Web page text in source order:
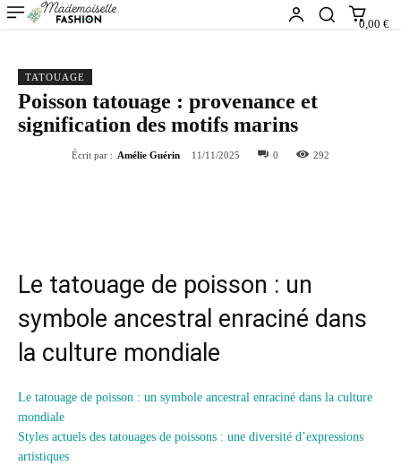
0,00 €
TATOUAGE
Poisson tatouage : provenance et
signification des motifs marins
Écrit par : Amélie Guérin 11/11/2025 0 292
Le tatouage de poisson : un
symbole ancestral enraciné dans
la culture mondiale
Le tatouage de poisson : un symbole ancestral enraciné dans la culture
mondiale
Styles actuels des tatouages de poissons : une diversité d’expressions
artistiques